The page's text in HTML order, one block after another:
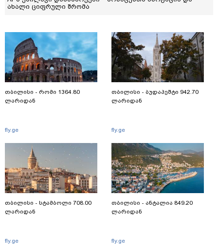
ახალი ციფრული შრომა
თბილისი - რომი 1364.80
ლარიდან
fly.ge
თბილისი - სტამბოლი 708.00
ლარიდან
fly.ge
თბილისი - ბუდაპეშტი 942.70
ლარიდან
fly.ge
თბილისი - ანტალია 849.20
ლარიდან
fly.ge